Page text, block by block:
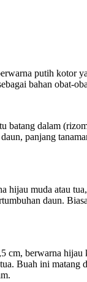
putih kotor
bahan obat-
batang dalam
panjang
hijau muda atau
daun.
cm, berwarna
Buah ini matang